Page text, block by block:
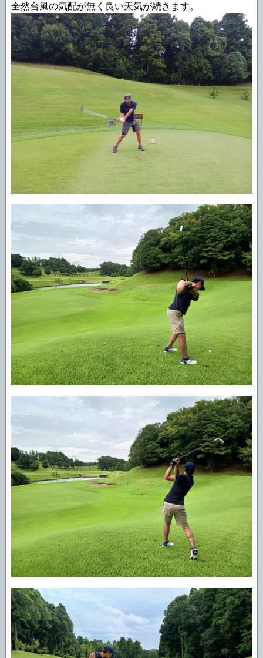
全然台風の気配が無く良い天気が続きます。